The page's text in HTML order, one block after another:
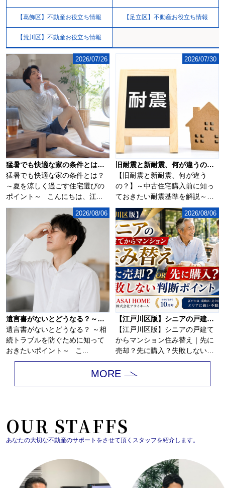
【葛飾区】不動産お役立ち情報 【足立区】不動産お役立ち情報
【荒川区】不動産お役立ち情報
猛暑でも快適な家の条件とは？夏を涼しく過ごす住宅選びのポイント
猛暑でも快適な家の条件とは？
～夏を涼しく過ごす住宅選びの
ポイント～ こんにちは、江...
2026/07/26
旧耐震と新耐震、何が違うの？～中古住宅購入前に知っておきたい耐震基準を解説～
【旧耐震と新耐震、何が違う
の？】～中古住宅購入前に知っ
ておきたい耐震基準を解説～こ
んにちは、江戸川区...
2026/07/30
遺言書がないとどうなる？～相続トラブルを防ぐために知っておきたいポイント～
遺言書がないとどうなる？ ～相
続トラブルを防ぐために知って
おきたいポイント～ こ...
2026/08/06
【江戸川区版】シニアの戸建てからマンション住み替え｜先に売却？先に購入？失敗しない判断ポイント！！
【江戸川区版】シニアの戸建て
からマンション住み替え｜先に
売却？先に購入？失敗しない判
断ポイント！戸建...
2026/08/06
MORE
OUR STAFFS
あなたの大切な不動産のサポートをさせて頂くスタッフを紹介します。